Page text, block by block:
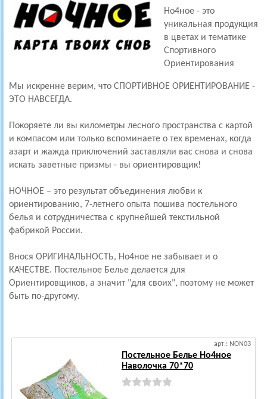
Но4ное - это
уникальная продукция
в цветах и тематике
Спортивного
Ориентирования
Мы искренне верим, что СПОРТИВНОЕ ОРИЕНТИРОВАНИЕ -
ЭТО НАВСЕГДА.
Покоряете ли вы километры лесного пространства с картой
и компасом или только вспоминаете о тех временах, когда
азарт и жажда приключений заставляли вас снова и снова
искать заветные призмы - вы ориентировщик!
НОЧНОЕ – это результат объединения любви к
ориентированию, 7-летнего опыта пошива постельного
белья и сотрудничества с крупнейшей текстильной
фабрикой России.
Внося ОРИГИНАЛЬНОСТЬ, Но4ное не забывает и о
КАЧЕСТВЕ. Постельное Белье делается для
Ориентировщиков, а значит "для своих", поэтому не может
быть по-другому.
арт.: NON03
Постельное Белье Но4ное
Наволочка 70*70